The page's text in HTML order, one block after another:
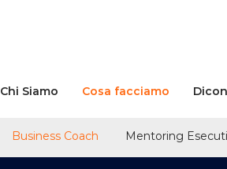
Chi Siamo Cosa facciamo
Business Coach Mentoring